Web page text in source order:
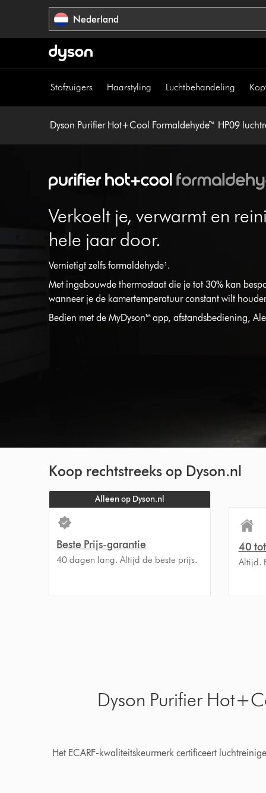
Nederland
Stofzuigers Haarstyling Luchtbehandeling
Dyson Purifier Hot+Cool Formaldehyde™ HP09
Verkoelt je, verwarmt en
hele jaar door.
Vernietigt zelfs formaldehyde¹.
Met ingebouwde thermostaat die je tot 30% kan
wanneer je de kamertemperatuur constant wilt
Bedien met de MyDyson™ app, afstandsbediening,
Koop rechtstreeks op Dyson.nl
Alleen op Dyson.nl
Beste Prijs-garantie
40 dagen lang. Altijd de beste prijs.
40
Altijd.
Dyson Purifier
Het ECARF-kwaliteitskeurmerk certificeert